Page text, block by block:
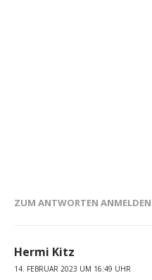
ZUM ANTWORTEN ANMELDEN
Hermi Kitz
14. FEBRUAR 2023 UM 16:49 UHR